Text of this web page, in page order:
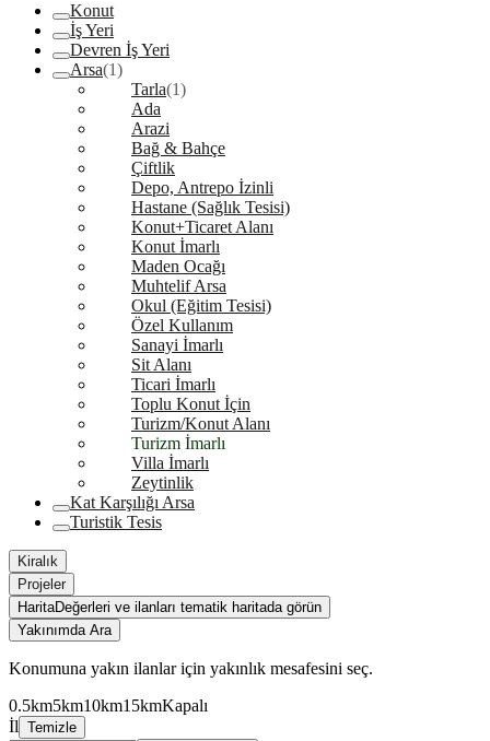
Konut
İş Yeri
Devren İş Yeri
Arsa(1)
Tarla(1)
Ada
Arazi
Bağ & Bahçe
Çiftlik
Depo, Antrepo İzinli
Hastane (Sağlık Tesisi)
Konut+Ticaret Alanı
Konut İmarlı
Maden Ocağı
Muhtelif Arsa
Okul (Eğitim Tesisi)
Özel Kullanım
Sanayi İmarlı
Sit Alanı
Ticari İmarlı
Toplu Konut İçin
Turizm/Konut Alanı
Turizm İmarlı
Villa İmarlı
Zeytinlik
Kat Karşılığı Arsa
Turistik Tesis
Kiralık
Projeler
HaritaDeğerleri ve ilanları tematik haritada görün
Yakınımda Ara
Konumuna yakın ilanlar için yakınlık mesafesini seç.
0.5km5km10km15kmKapalı
İl Temizle